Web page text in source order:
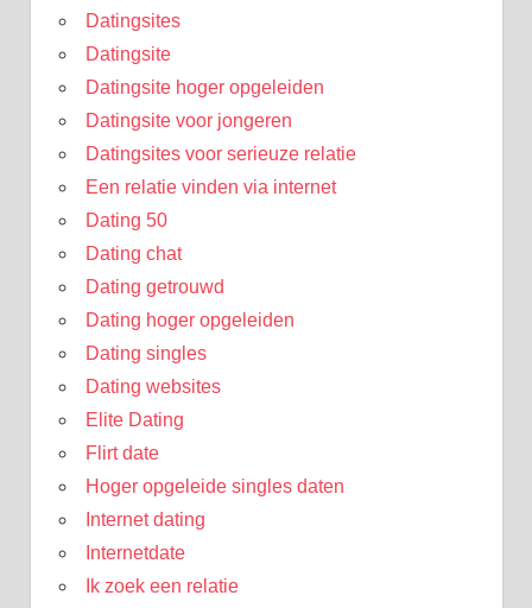
Datingsites
Datingsite
Datingsite hoger opgeleiden
Datingsite voor jongeren
Datingsites voor serieuze relatie
Een relatie vinden via internet
Dating 50
Dating chat
Dating getrouwd
Dating hoger opgeleiden
Dating singles
Dating websites
Elite Dating
Flirt date
Hoger opgeleide singles daten
Internet dating
Internetdate
Ik zoek een relatie